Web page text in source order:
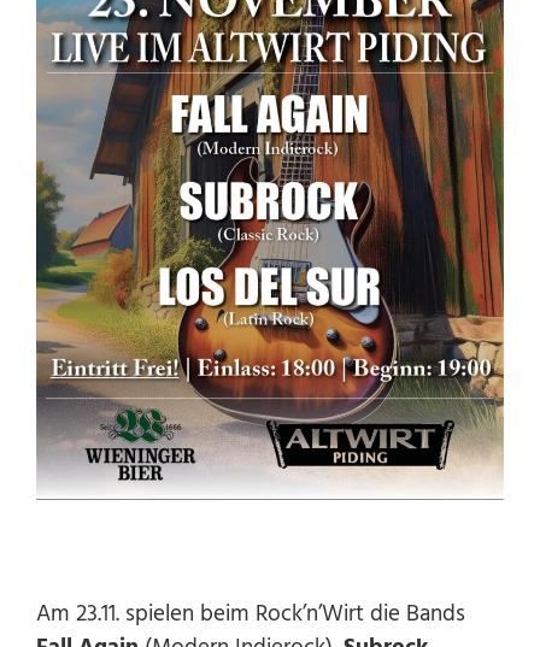
Am 23.11. spielen beim Rock’n’Wirt die Bands